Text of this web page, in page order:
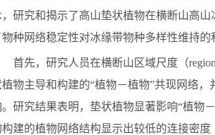
，研究和揭示了高山垫状植物在横断山高
物种网络稳定性对冰缘带物种多样性维持的
首先，研究人员在横断山区域尺度（
植物主导和构建的“植物－植物”共现网络，
。研究结果表明，垫状植物显著影响“植物－
构建的植物网络结构显示出较低的连接密度